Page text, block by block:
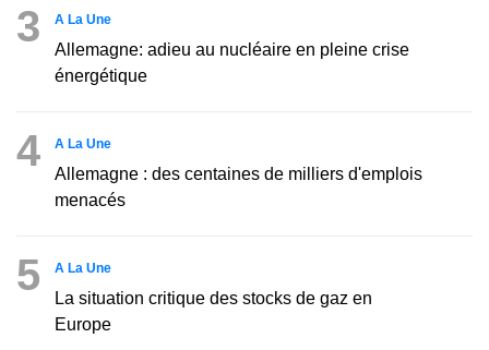
3 A La Une
Allemagne: adieu au nucléaire en pleine crise
énergétique
4 A La Une
Allemagne : des centaines de milliers d'emplois
menacés
5 A La Une
La situation critique des stocks de gaz en
Europe